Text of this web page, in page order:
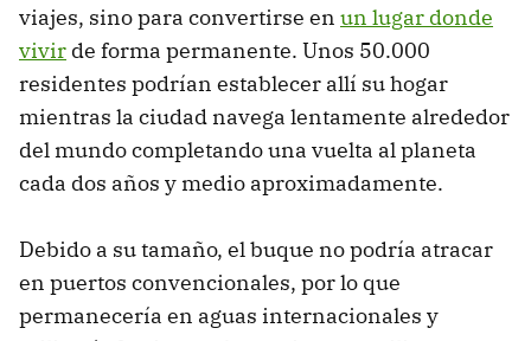
viajes, sino para convertirse en un lugar donde
vivir de forma permanente. Unos 50.000
residentes podrían establecer allí su hogar
mientras la ciudad navega lentamente alrededor
del mundo completando una vuelta al planeta
cada dos años y medio aproximadamente.
Debido a su tamaño, el buque no podría atracar
en puertos convencionales, por lo que
permanecería en aguas internacionales y